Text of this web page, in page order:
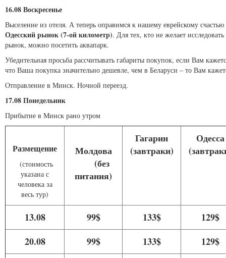
16.08 Воскресенье
Выселение из отеля. А теперь оправимся к нашему еврейскому счастью
Одесский рынок (7-ой километр). Для тех, кто не желает исследовать
рынок, можно посетить аквапарк.
Убедительная просьба рассчитывать габариты покупок, если Вам
что Ваша покупка значительно дешевле, чем в Беларуси – то Вам
Отправление в Минск. Ночной переезд.
17.08 Понедельник
Прибытие в Минск рано утром
Размещение
(стоимость
указана с
человека за
весь тур)
Молдова
(без
питания)
Гагарин
(завтраки)
Одесса
13.08 99$ 133$
129$
20.08
99$ 133$
129$